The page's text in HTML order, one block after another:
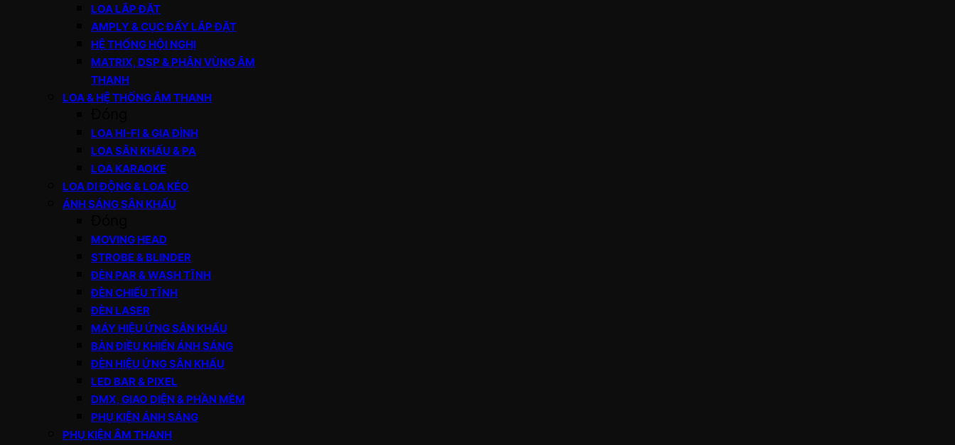
LOA LẮP ĐẶT
AMPLY & CỤC ĐẨY LẮP ĐẶT
HỆ THỐNG HỘI NGHỊ
MATRIX, DSP & PHÂN VÙNG ÂM
THANH
LOA & HỆ THỐNG ÂM THANH
LOA HI-FI & GIA ĐÌNH
LOA SÂN KHẤU & PA
LOA KARAOKE
LOA DI ĐỘNG & LOA KÉO
ÁNH SÁNG SÂN KHẤU
MOVING HEAD
STROBE & BLINDER
ĐÈN PAR & WASH TĨNH
ĐÈN CHIẾU TĨNH
ĐÈN LASER
MÁY HIỆU ỨNG SÂN KHẤU
BÀN ĐIỀU KHIỂN ÁNH SÁNG
ĐÈN HIỆU ỨNG SÂN KHẤU
LED BAR & PIXEL
DMX, GIAO DIỆN & PHẦN MỀM
PHỤ KIỆN ÁNH SÁNG
PHỤ KIỆN ÂM THANH